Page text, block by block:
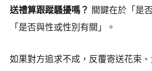
送禮算跟蹤騷擾嗎？ 關鍵在於「是
「是否與性或性別有關」。
如果對方追求不成，反覆寄送花束